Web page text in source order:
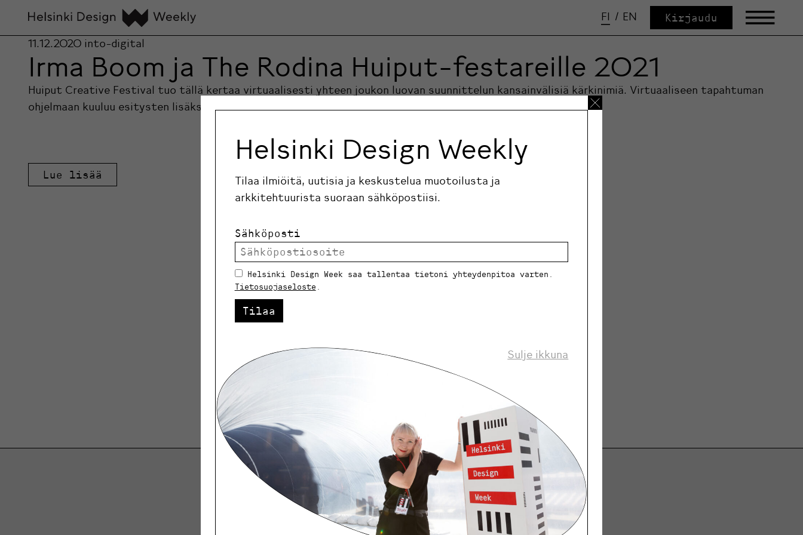
FI / EN Kirjaudu
11.12.2020 into-digital
Irma Boom ja The Rodina Huiput-festareille 2021
Huiput Creative Festival tuo tällä kertaa virtuaalisesti yhteen joukon luovan suunnittelun kansainvälisiä kärkinimiä. Virtuaaliseen tapahtuman
ohjelmaan kuuluu esitysten lisäksi pääesiintyjien vetämät virtuaaliset workshopit.
Lue lisää
Helsinki Design Weekly.
Keskustelua, uutisia ja ilmiöitä muotoilusta ja
Helsinki Design Weekly
Tilaa ilmiöitä, uutisia ja keskustelua muotoilusta ja
arkkitehtuurista suoraan sähköpostiisi.
Sähköposti
Helsinki Design Week saa tallentaa tietoni yhteydenpitoa varten.
Tietosuojaseloste
Tilaa
Sulje ikkuna